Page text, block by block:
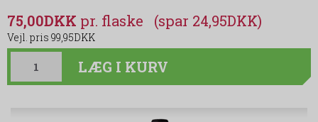
75,00DKK
99,95DKK
(spar 24,95DKK)
LÆG I KURV